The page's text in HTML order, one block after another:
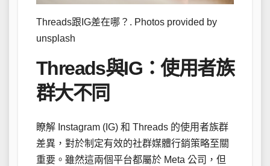
Threads跟IG差在哪？. Photos provided by
unsplash
Threads與IG：使用者族
群大不同
瞭解 Instagram (IG) 和 Threads 的使用者族群
差異，對於制定有效的社群媒體行銷策略至關
重要。雖然這兩個平台都屬於 Meta 公司，但